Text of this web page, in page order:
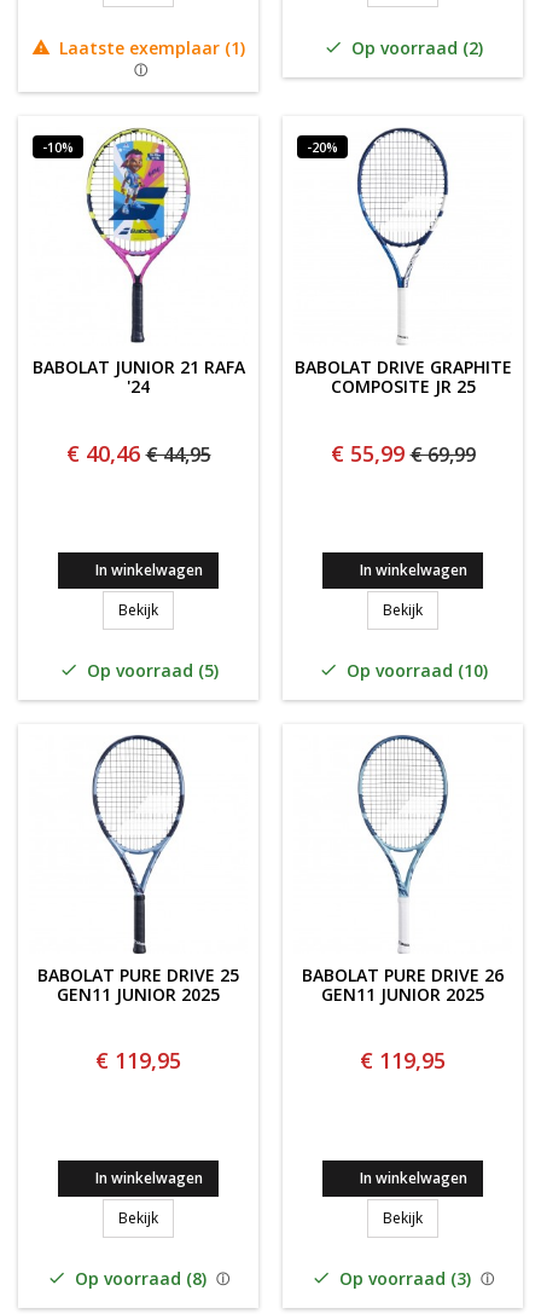
 Laatste exemplaar (1)  Op voorraad (2)
-10%
BABOLAT JUNIOR 21 RAFA
'24
€ 40,46 € 44,95
In winkelwagen
Bekijkbabolat junior 21 RAFA '24
 Op voorraad (5)
-20%
BABOLAT DRIVE GRAPHITE
COMPOSITE JR 25
€ 55,99 € 69,99
In winkelwagen
BekijkBABOLAT
 Op voorraad (10)
BABOLAT PURE DRIVE 25
GEN11 JUNIOR 2025
€ 119,95
In winkelwagen
BekijkBABOLAT PURE DRIVE 25 GEN11 JUNIOR 2025
 Op voorraad (8)
BABOLAT PURE DRIVE 26
GEN11 JUNIOR 2025
€ 119,95
In winkelwagen
BekijkBABOLAT PURE
 Op voorraad (3)